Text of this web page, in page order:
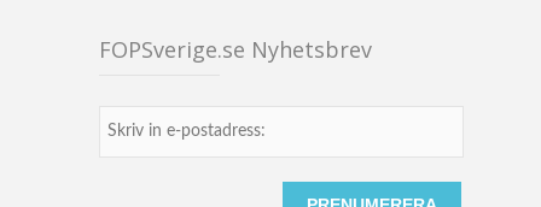
FOPSverige.se Nyhetsbrev